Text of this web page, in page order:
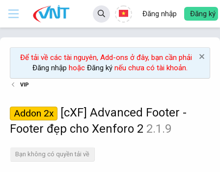
Đăng nhập Đăng ký
Để tải về các tài nguyên, Add-ons ở đây, bạn cần phải
Đăng nhập hoặc Đăng ký nếu chưa có tài khoản.
VIP
Addon 2x
[cXF] Advanced Footer -
Footer đẹp cho Xenforo 2 2.1.9
Bạn không có quyền tải về